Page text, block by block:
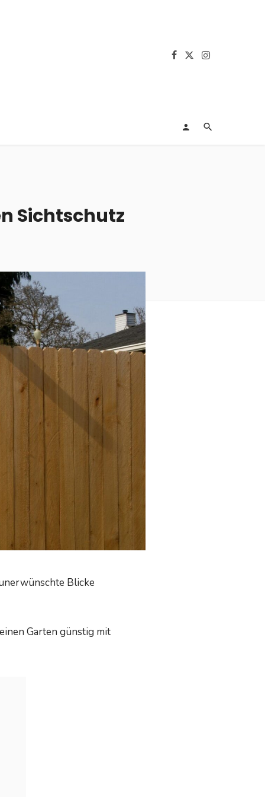
Sichtschutz
Blicke
Garten günstig mit